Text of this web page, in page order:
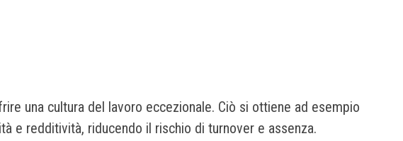
una cultura del lavoro eccezionale. Ciò si ottiene ad esempio
e redditività, riducendo il rischio di turnover e assenza.